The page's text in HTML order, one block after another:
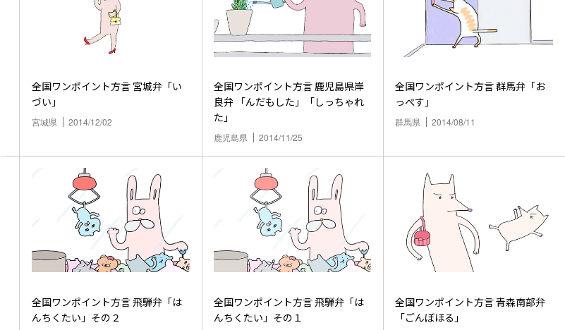
全国ワンポイント方言 宮城弁「い
づい」
宮城県 2014/12/02
全国ワンポイント方言 鹿児島県岸
良弁 「んだもした」「しっちゃれ
た」
鹿児島県 2014/11/25
全国ワンポイント方言 群馬弁「お
っぺす」
群馬県 2014/08/11
全国ワンポイント方言 飛騨弁「は
んちくたい」その２
全国ワンポイント方言 飛騨弁「は
んちくたい」その１
全国ワンポイント方言 青森南部弁
「ごんぼほる」